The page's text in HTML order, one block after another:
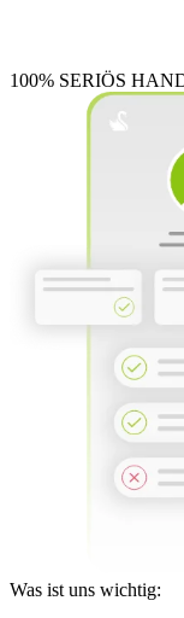
100% SERIÖS
Was ist uns wichtig: